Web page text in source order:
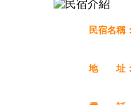
民宿名稱：
地 址：